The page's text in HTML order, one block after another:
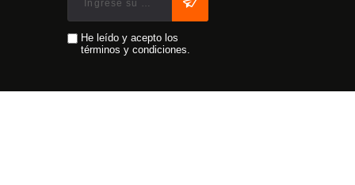
He leído y acepto los
términos y condiciones.